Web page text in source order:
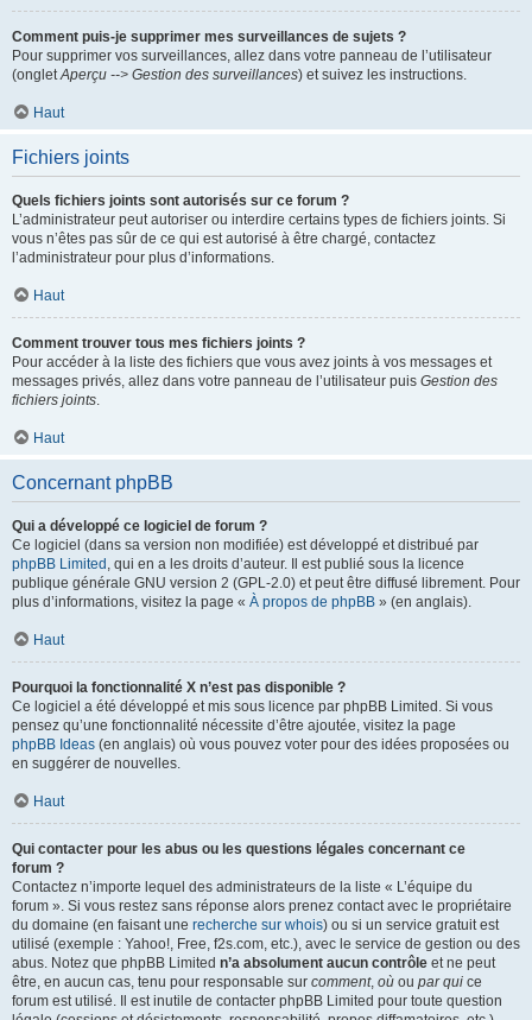
Comment puis-je supprimer mes surveillances de sujets ?
Pour supprimer vos surveillances, allez dans votre panneau de l’utilisateur
(ongletAperçu --> Gestion des surveillances) et suivez les instructions.
Haut
Fichiers joints
Quels fichiers joints sont autorisés sur ce forum ?
L’administrateur peut autoriser ou interdire certains types de fichiers joints. Si
vous n’êtes pas sûr de ce qui est autorisé à être chargé, contactez
l’administrateur pour plus d’informations.
Haut
Comment trouver tous mes fichiers joints ?
Pour accéder à la liste des fichiers que vous avez joints à vos messages et
messages privés, allez dans votre panneau de l’utilisateur puis Gestion des
fichiers joints.
Haut
Concernant phpBB
Qui a développé ce logiciel de forum ?
Ce logiciel (dans sa version non modifiée) est développé et distribué par
phpBB Limited , qui en a les droits d’auteur. Il est publié sous la licence
publique générale GNU version 2 (GPL-2.0) et peut être diffusé librement. Pour
plus d’informations, visitez la page « À propos de phpBB » (en anglais).
Haut
Pourquoi la fonctionnalité X n’est pas disponible ?
Ce logiciel a été développé et mis sous licence par phpBB Limited. Si vous
pensez qu’une fonctionnalité nécessite d’être ajoutée, visitez la page
phpBB Ideas (en anglais) où vous pouvez voter pour des idées proposées ou
en suggérer de nouvelles.
Haut
Qui contacter pour les abus ou les questions légales concernant ce
forum ?
Contactez n’importe lequel des administrateurs de la liste « L’équipe du
forum ». Si vous restez sans réponse alors prenez contact avec le propriétaire
du domaine (en faisant une recherche sur whois) ou si un service gratuit est
utilisé (exemple : Yahoo!, Free, f2s.com, etc.), avec le service de gestion ou des
abus. Notez que phpBB Limited n’a absolument aucun contrôle et ne peut
être, en aucun cas, tenu pour responsable sur comment, où ou par qui ce
forum est utilisé. Il est inutile de contacter phpBB Limited pour toute question